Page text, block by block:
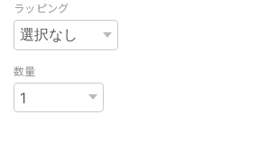
ラッピング
数量